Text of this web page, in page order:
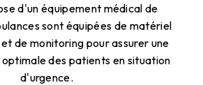
d'un équipement médical de
sont équipées de matériel
de monitoring pour assurer une
des patients en situation
d'urgence.